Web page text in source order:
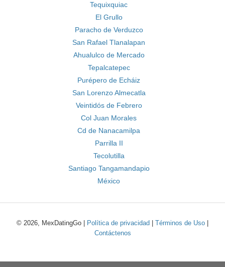
Tequixquiac
El Grullo
Paracho de Verduzco
San Rafael Tlanalapan
Ahualulco de Mercado
Tepalcatepec
Purépero de Echáiz
San Lorenzo Almecatla
Veintidós de Febrero
Col Juan Morales
Cd de Nanacamilpa
Parrilla II
Tecolutilla
Santiago Tangamandapio
México
© 2026, MexDatingGo | Política de privacidad Términos de Uso
Contáctenos